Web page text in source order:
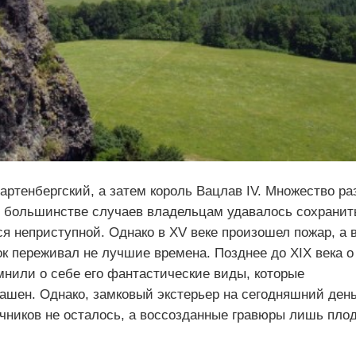
а затем король Вацлав IV. Множество
большинстве случаев владельцам удавалось
неприступной. Однако в XV веке произошел пожар, а
переживал не лучшие времена. Позднее до XIX века о
о себе его фантастические виды, которые
Однако, замковый экстерьер на сегодняшний
не осталось, а воссозданные гравюры лишь